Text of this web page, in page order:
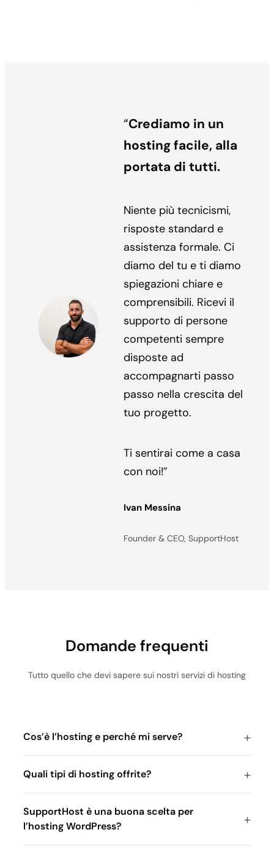
“Crediamo in un
hosting facile, alla
portata di tutti.
Niente più tecnicismi,
risposte standard e
assistenza formale. Ci
diamo del tu e ti diamo
spiegazioni chiare e
supporto di persone
competenti sempre
accompagnarti passo
passo nella crescita del
Ivan Messina
Founder & CEO, SupportHost
Domande frequenti
Tutto quello che devi sapere sui nostri servizi di hosting